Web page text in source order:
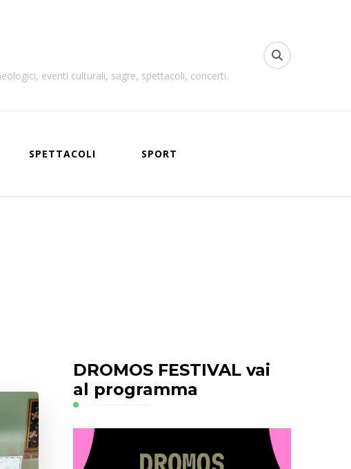
eventi culturali, sagre, spettacoli, concerti.
SPETTACOLI SPORT
DROMOS FESTIVAL vai
al programma